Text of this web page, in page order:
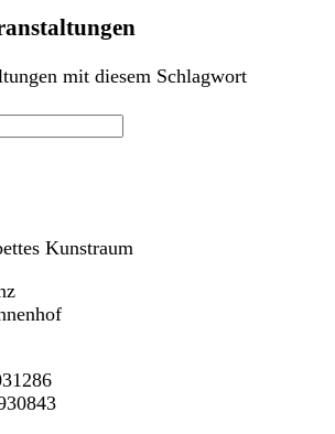
mit diesem Schlagwort
Kunstraum